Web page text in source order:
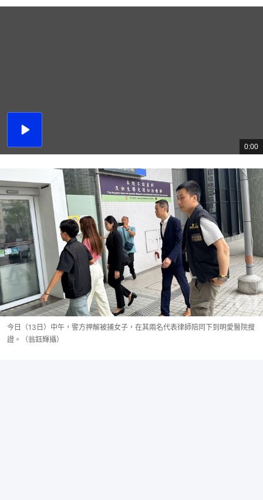
播
總
共
0:00
今日（13日）中午，警方押解被捕女子，在其兩名代表律師陪同下到明愛醫院搜
證。（翁鈺輝攝）